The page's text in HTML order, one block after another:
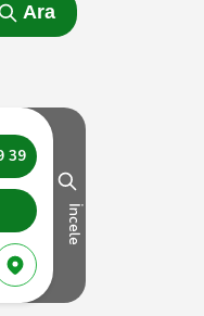
Ara
39
İncele